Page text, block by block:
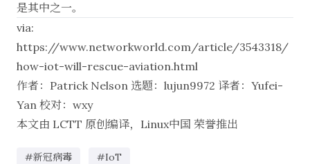
是其中之一。
via:
https://www.networkworld.com/article/3543318/
how-iot-will-rescue-aviation.html
作者： Patrick Nelson 选题： lujun9972 译者： Yufei-
Yan 校对： wxy
本文由 LCTT 原创编译， Linux中国 荣誉推出
#新冠病毒 #IoT